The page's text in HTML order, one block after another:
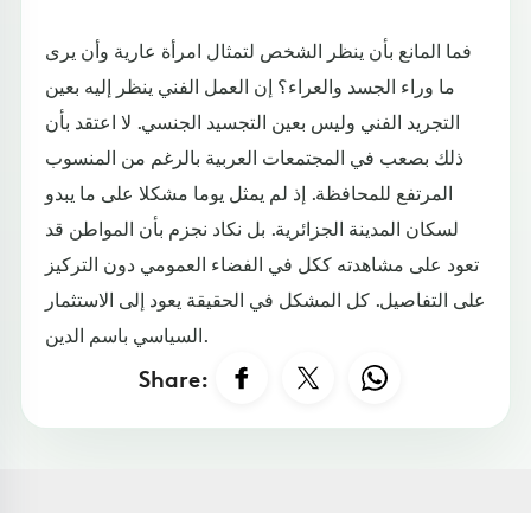
فما المانع بأن ينظر الشخص لتمثال امرأة عارية وأن يرى
ما وراء الجسد والعراء؟ إن العمل الفني ينظر إليه بعين
التجريد الفني وليس بعين التجسيد الجنسي. لا اعتقد بأن
ذلك بصعب في المجتمعات العربية بالرغم من المنسوب
المرتفع للمحافظة. إذ لم يمثل يوما مشكلا على ما يبدو
لسكان المدينة الجزائرية. بل نكاد نجزم بأن المواطن قد
تعود على مشاهدته ككل في الفضاء العمومي دون التركيز
على التفاصيل. كل المشكل في الحقيقة يعود إلى الاستثمار
السياسي باسم الدين.
Share: